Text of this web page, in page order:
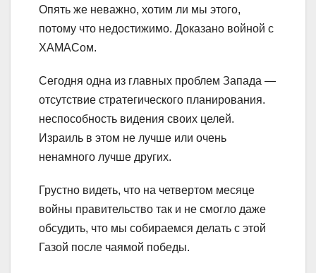
Опять же неважно, хотим ли мы этого,
потому что недостижимо. Доказано войной с
ХАМАСом.
Сегодня одна из главных проблем Запада —
отсутствие стратегического планирования.
неспособность видения своих целей.
Израиль в этом не лучше или очень
ненамного лучше других.
Грустно видеть, что на четвертом месяце
войны правительство так и не смогло даже
обсудить, что мы собираемся делать с этой
Газой после чаямой победы.